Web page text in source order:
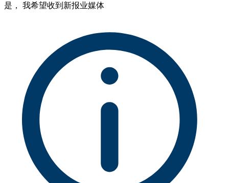
是， 我希望收到新报业媒体